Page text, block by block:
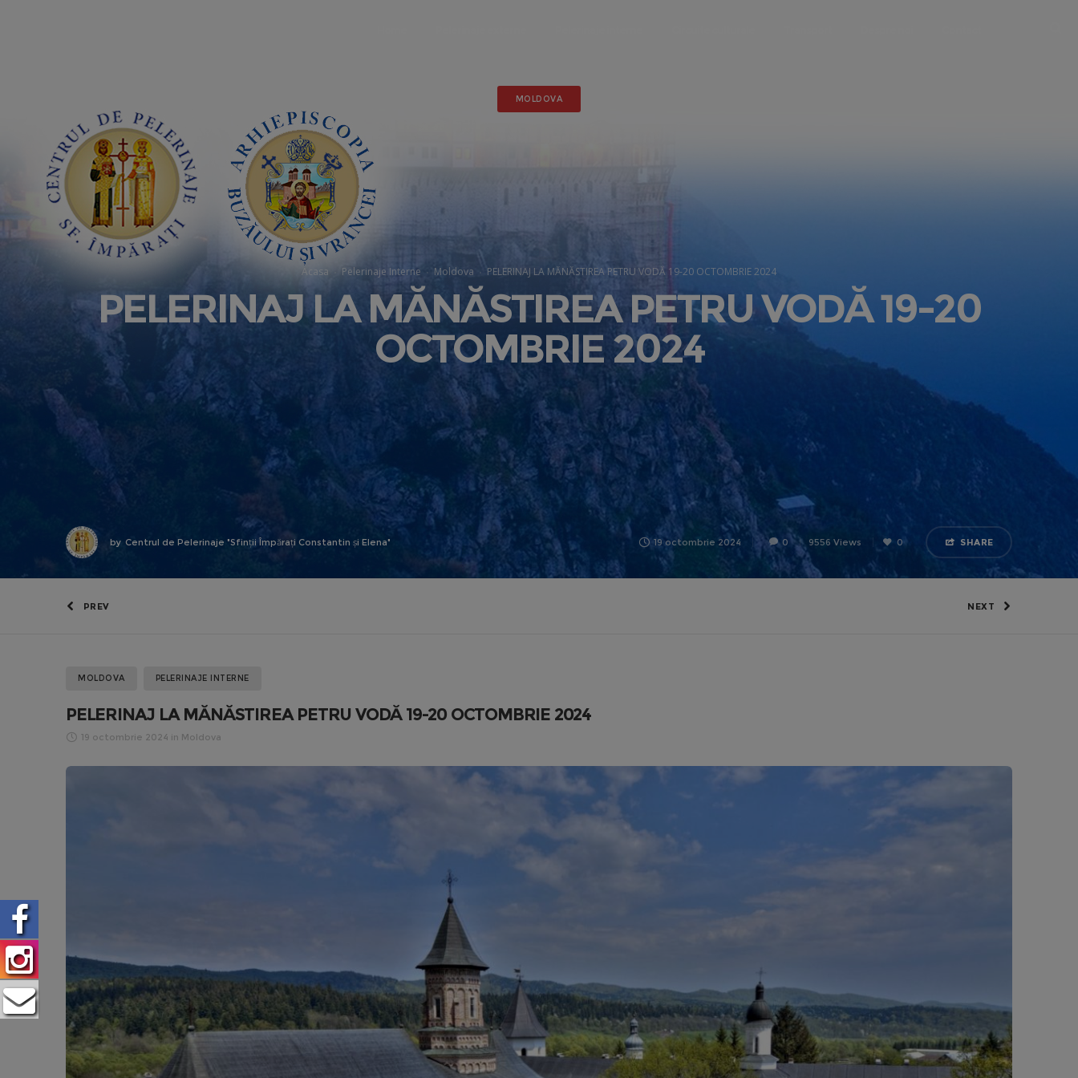
MOLDOVA
Acasa Pelerinaje Interne Moldova PELERINAJ LA MĂNĂSTIREA PETRU VODĂ 19-20 OCTOMBRIE 2024
PELERINAJ LA MĂNĂSTIREA PETRU VODĂ 19-20
OCTOMBRIE 2024
by Centrul de Pelerinaje "Sfinții Împărați Constantin și Elena" 19 octombrie 2024 0 9556 Views 0 SHARE
PREV NEXT
MOLDOVA PELERINAJE INTERNE
PELERINAJ LA MĂNĂSTIREA PETRU VODĂ 19-20 OCTOMBRIE 2024
19 octombrie 2024 in Moldova